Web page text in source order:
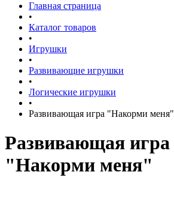
Главная страница
•
Каталог товаров
•
Игрушки
•
Развивающие игрушки
•
Логические игрушки
•
Развивающая игра "Накорми меня"
Развивающая игра
"Накорми меня"